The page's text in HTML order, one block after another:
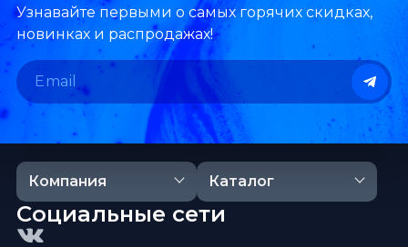
Узнавайте первыми о самых горячих скидках,
новинках и распродажах!
Компания Каталог
Социальные сети